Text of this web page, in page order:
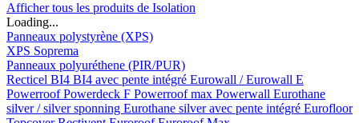
Afficher tous les produits de Isolation
Loading...
Panneaux polystyrène (XPS)
XPS Soprema
Panneaux polyuréthene (PIR/PUR)
Recticel BI4 BI4 avec pente intégré Eurowall / Eurowall E
PowerroofPowerdeck F Powerroof max Powerwall Eurothane
silver / silver sponning Eurothane silver avec pente intégré Eurofloor